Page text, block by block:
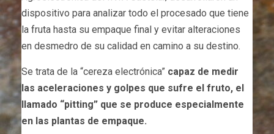
dispositivo para analizar todo el procesado que tiene
la fruta hasta su empaque final y evitar alteraciones
en desmedro de su calidad en camino a su destino.
Se trata de la “cereza electrónica” capaz de medir
las aceleraciones y golpes que sufre el fruto, el
llamado “pitting” que se produce especialmente
en las plantas de empaque.